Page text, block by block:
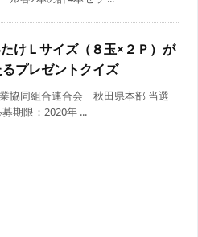
けＬサイズ（８玉×２Ｐ）が
プレゼントクイズ
協同組合連合会 秋田県本部 当選
期限：2020年 ...